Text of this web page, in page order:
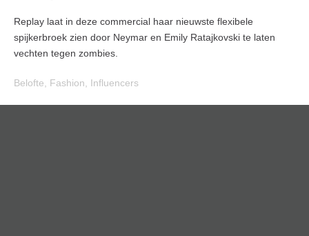
Replay laat in deze commercial haar nieuwste flexibele
spijkerbroek zien door Neymar en Emily Ratajkovski te laten
vechten tegen zombies.
Belofte Fashion Influencers